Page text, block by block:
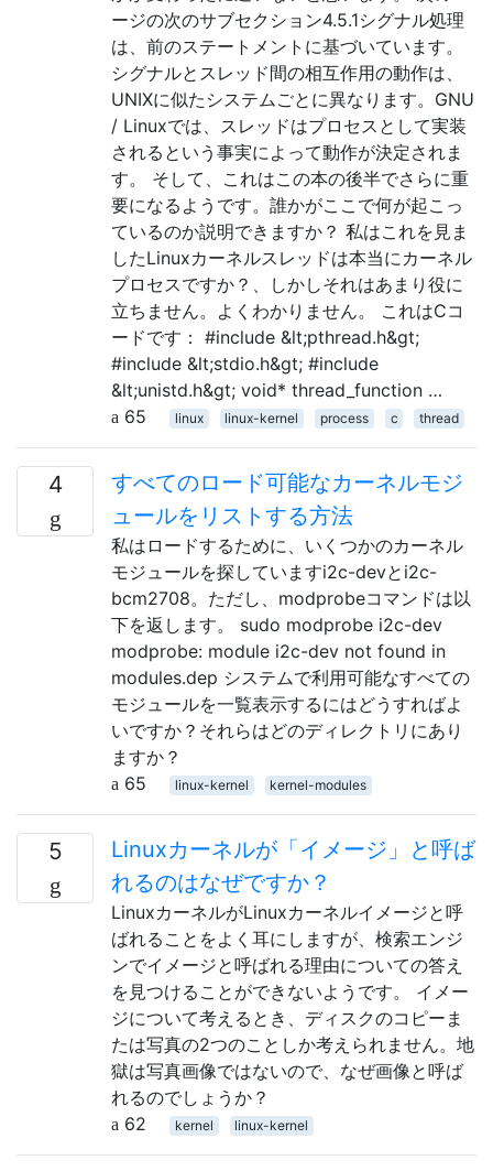
ージの次のサブセクション4.5.1シグナル処理
は、前のステートメントに基づいています。
シグナルとスレッド間の相互作用の動作は、
UNIXに似たシステムごとに異なります。GNU
/ Linuxでは、スレッドはプロセスとして実装
されるという事実によって動作が決定されま
す。 そして、これはこの本の後半でさらに重
要になるようです。誰かがここで何が起こっ
ているのか説明できますか？ 私はこれを見ま
したLinuxカーネルスレッドは本当にカーネル
プロセスですか？、しかしそれはあまり役に
立ちません。よくわかりません。 これはCコ
ードです： #include &lt;pthread.h&gt;
#include &lt;stdio.h&gt; #include
&lt;unistd.h&gt; void* thread_function …
65
linux linux-kernel process c thread
4
すべてのロード可能なカーネルモジ
ュールをリストする方法
私はロードするために、いくつかのカーネル
モジュールを探していますi2c-devとi2c-
bcm2708。ただし、modprobeコマンドは以
下を返します。 sudo modprobe i2c-dev
modprobe: module i2c-dev not found in
modules.dep システムで利用可能なすべての
モジュールを一覧表示するにはどうすればよ
いですか？それらはどのディレクトリにあり
ますか？
65
linux-kernel kernel-modules
5
Linuxカーネルが「イメージ」と呼ば
れるのはなぜですか？
LinuxカーネルがLinuxカーネルイメージと呼
ばれることをよく耳にしますが、検索エンジ
ンでイメージと呼ばれる理由についての答え
を見つけることができないようです。 イメー
ジについて考えるとき、ディスクのコピーま
たは写真の2つのことしか考えられません。地
獄は写真画像ではないので、なぜ画像と呼ば
れるのでしょうか？
62
kernel linux-kernel